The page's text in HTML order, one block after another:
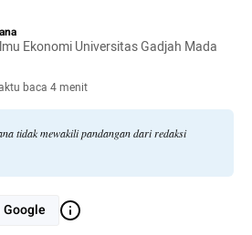
Ekonomi Universitas Gadjah Mada
baca 4 menit
tidak mewakili pandangan dari redaksi